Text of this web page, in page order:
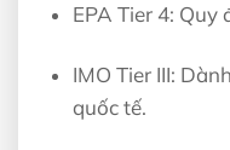
EPA Tier 4:
IMO Tier III:
quốc tế.